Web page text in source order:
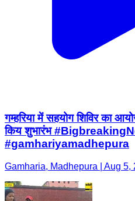
गम्हरिया में सहयोग शिविर का
किय शुभारंभ
#gamhariyamadhepura
Gamharia, Madhepura | Aug 5,